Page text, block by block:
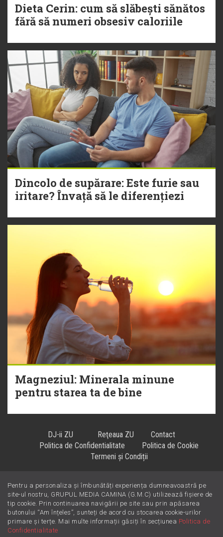
Dieta Cerin: cum să slăbești sănătos
fără să numeri obsesiv caloriile
Dincolo de supărare: Este furie sau
iritare? Învață să le diferențiezi
Magneziul: Minerala minune
pentru starea ta de bine
DJ-ii ZU Reţeaua ZU
Contact
Politica de Confidentialitate
Politica de Cookie
Termeni și Condiții
Hiturile se ascultă la !
Pentru a personaliza și îmbunătăți experiența dumneavoastră pe
site-ul nostru, GRUPUL MEDIA CAMINA (G.M.C) utilizează fișiere de
tip cookie. Prin continuarea navigării pe site sau prin apăsarea
butonului “Am înțeles”, sunteți de acord cu stocarea cookie-urilor
primare și terțe. Mai multe informații găsiți în secțiunea Politica de
Confidentialitate